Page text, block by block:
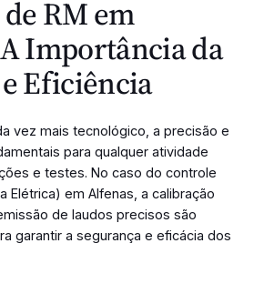
RM em
Importância da
Eficiência
vez mais tecnológico, a precisão e
para qualquer atividade
e testes. No caso do controle
Elétrica) em Alfenas, a calibração
de laudos precisos são
garantir a segurança e eficácia dos